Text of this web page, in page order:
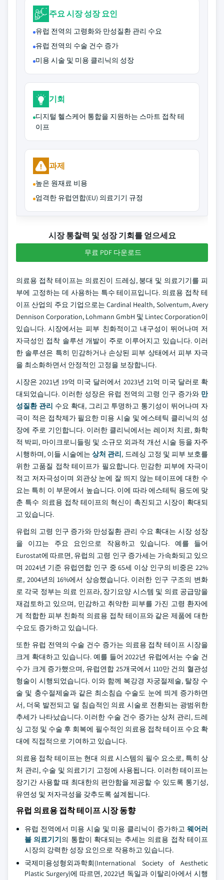
주요 시장 성장 요인
유럽 전역의 고령화와 만성질환 관리 수요
유럽 전역의 수술 건수 증가
미용 시술 및 미용 클리닉의 성장
기회
디지털 헬스케어 통합을 지원하는 스마트 접착 테
이프
과제
높은 원재료 비용
엄격한 유럽연합(EU) 의료기기 규정
시장 통찰력 및 성장 기회를 얻으세요
무료 PDF 다운로드
의료용 접착 테이프는 의료진이 드레싱, 붕대 및 의료기기를 피
부에 고정하는 데 사용하는 특수 테이프입니다. 의료용 접착 테
이프 산업의 주요 기업으로는 Cardinal Health, Solventum, Avery
Dennison Corporation, Lohmann GmbH 및 Lintec Corporation이
있습니다. 시장에서는 피부 친화적이고 내구성이 뛰어나며 저
자극성인 접착 솔루션 개발이 주로 이루어지고 있습니다. 이러
한 솔루션은 특히 민감하거나 손상된 피부 상태에서 피부 자극
을 최소화하면서 안정적인 고정을 보장합니다.
시장은 2021년 19억 미국 달러에서 2023년 21억 미국 달러로 확
대되었습니다. 이러한 성장은 유럽 전역의 고령 인구 증가와 만
성질환 관리 수요 확대, 그리고 투명하고 통기성이 뛰어나며 자
극이 적은 접착제가 필요한 미용 시술 및 에스테틱 클리닉의 성
장에 주로 기인합니다. 이러한 클리닉에서는 레이저 치료, 화학
적 박피, 마이크로니들링 및 소규모 외과적 개선 시술 등을 자주
시행하며, 이들 시술에는상처 관리, 드레싱 고정 및 피부 보호를
위한 고품질 접착 테이프가 필요합니다. 민감한 피부에 자극이
적고 저자극성이며 외관상 눈에 잘 띄지 않는 테이프에 대한 수
요는 특히 이 부문에서 높습니다. 이에 따라 에스테틱 용도에 맞
춘 특수 의료용 접착 테이프의 혁신이 촉진되고 시장이 확대되
고 있습니다.
유럽의 고령 인구 증가와 만성질환 관리 수요 확대는 시장 성장
을 이끄는 주요 요인으로 작용하고 있습니다. 예를 들어
Eurostat에 따르면, 유럽의 고령 인구 증가세는 가속화되고 있으
며 2024년 기준 유럽연합 인구 중 65세 이상 인구의 비중은 22%
로, 2004년의 16%에서 상승했습니다. 이러한 인구 구조의 변화
로 각국 정부는 의료 인프라, 장기요양 시스템 및 의료 공급망을
재검토하고 있으며, 민감하고 취약한 피부를 가진 고령 환자에
게 적합한 피부 친화적 의료용 접착 테이프와 같은 제품에 대한
수요도 증가하고 있습니다.
또한 유럽 전역의 수술 건수 증가는 의료용 접착 테이프 시장을
크게 확대하고 있습니다. 예를 들어 2022년 유럽에서는 수술 건
수가 크게 증가했으며, 유럽연합 25개국에서 110만 건의 혈관성
형술이 시행되었습니다. 이와 함께 복강경 자궁절제술, 탈장 수
술 및 충수절제술과 같은 최소침습 수술도 눈에 띄게 증가하면
서, 더욱 발전되고 덜 침습적인 의료 시술로 전환되는 광범위한
추세가 나타났습니다. 이러한 수술 건수 증가는 상처 관리, 드레
싱 고정 및 수술 후 회복에 필수적인 의료용 접착 테이프 수요 확
대에 직접적으로 기여하고 있습니다.
의료용 접착 테이프는 현대 의료 시스템의 필수 요소로, 특히 상
처 관리, 수술 및 의료기기 고정에 사용됩니다. 이러한 테이프는
장기간 사용할 때 최대한의 편안함을 제공할 수 있도록 통기성,
유연성 및 저자극성을 갖추도록 설계됩니다.
유럽 의료용 접착 테이프 시장 동향
유럽 전역에서 미용 시술 및 미용 클리닉이 증가하고 웨어러
블 의료기기의 통합이 확대되는 추세는 의료용 접착 테이프
시장의 강력한 성장 요인으로 작용하고 있습니다.
국제미용성형외과학회(International Society of Aesthetic
Plastic Surgery)에 따르면, 2022년 독일과 이탈리아에서 시행